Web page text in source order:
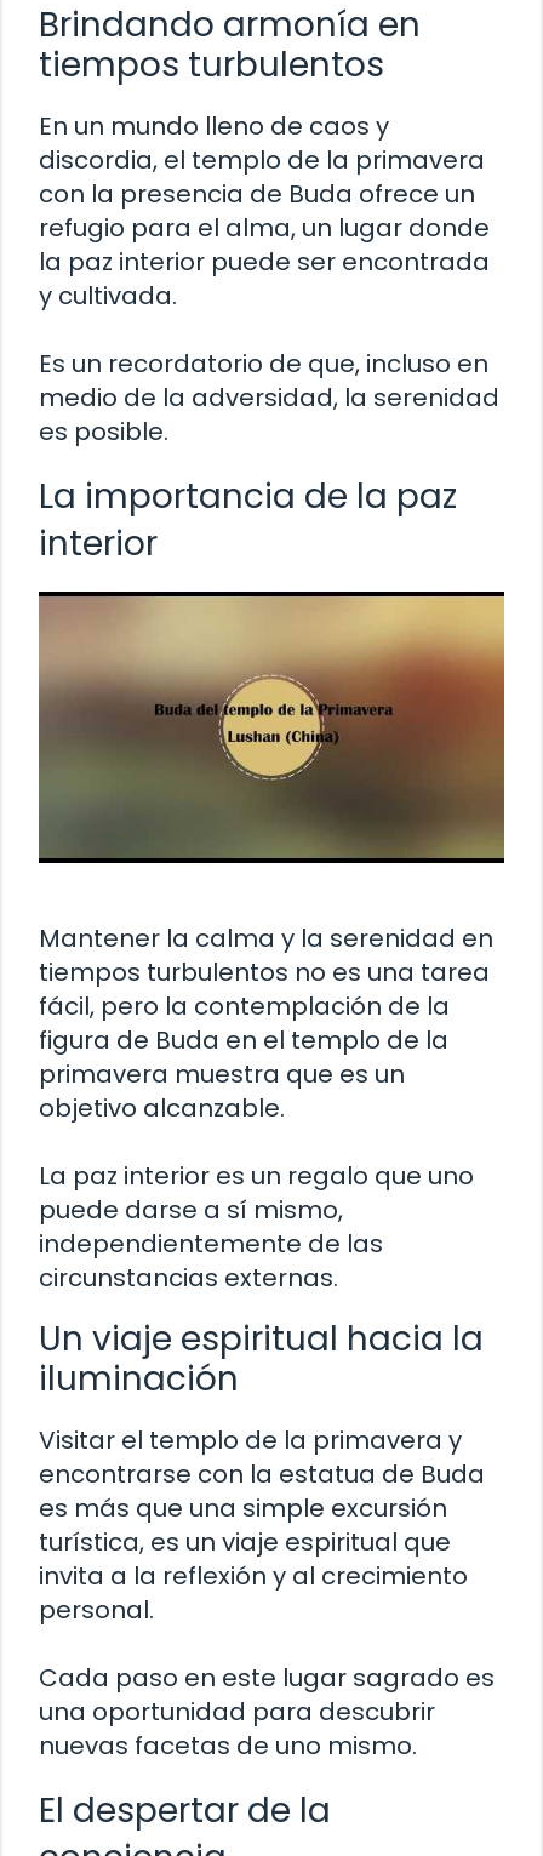
Brindando armonía en
tiempos turbulentos
En un mundo lleno de caos y
discordia, el templo de la primavera
con la presencia de Buda ofrece un
refugio para el alma, un lugar donde
la paz interior puede ser encontrada
y cultivada.
Es un recordatorio de que, incluso en
medio de la adversidad, la serenidad
es posible.
La importancia de la paz
interior
Mantener la calma y la serenidad en
tiempos turbulentos no es una tarea
fácil, pero la contemplación de la
figura de Buda en el templo de la
primavera muestra que es un
objetivo alcanzable.
La paz interior es un regalo que uno
puede darse a sí mismo,
independientemente de las
circunstancias externas.
Un viaje espiritual hacia la
iluminación
Visitar el templo de la primavera y
encontrarse con la estatua de Buda
es más que una simple excursión
turística, es un viaje espiritual que
invita a la reflexión y al crecimiento
personal.
Cada paso en este lugar sagrado es
una oportunidad para descubrir
nuevas facetas de uno mismo.
El despertar de la